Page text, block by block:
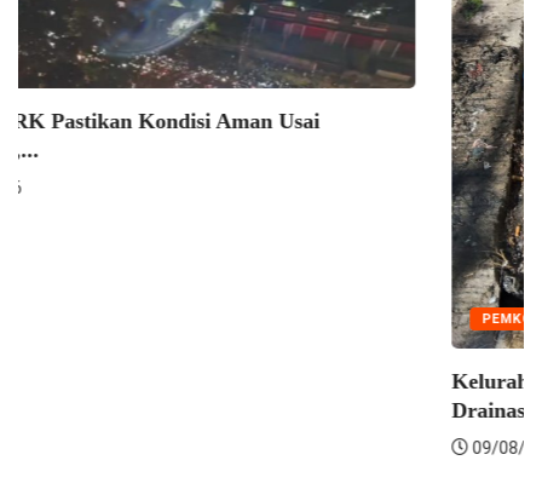
Makassar Jadi Pilot Project Sadar HAM, Dua...
10/08/2026